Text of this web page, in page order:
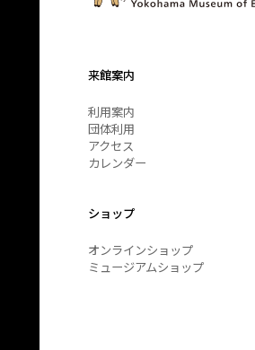
来館案内
利用案内
団体利用
アクセス
カレンダー
ショップ
オンラインショップ
ミュージアムショップ